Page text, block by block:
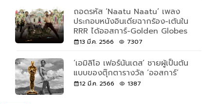
ถอดรหัส ‘Naatu Naatu’ เพลง
ประกอบหนังอินเดียฉากร้อง-เต้นใน
RRR ได้ออสการ์-Golden Globes
13 มี.ค. 2566 7307
‘เอมิลิโอ เฟอร์นันเดส’ ชายผู้เป็นต้น
แบบของตุ๊กตารางวัล ‘ออสการ์’
12 มี.ค. 2566 1387